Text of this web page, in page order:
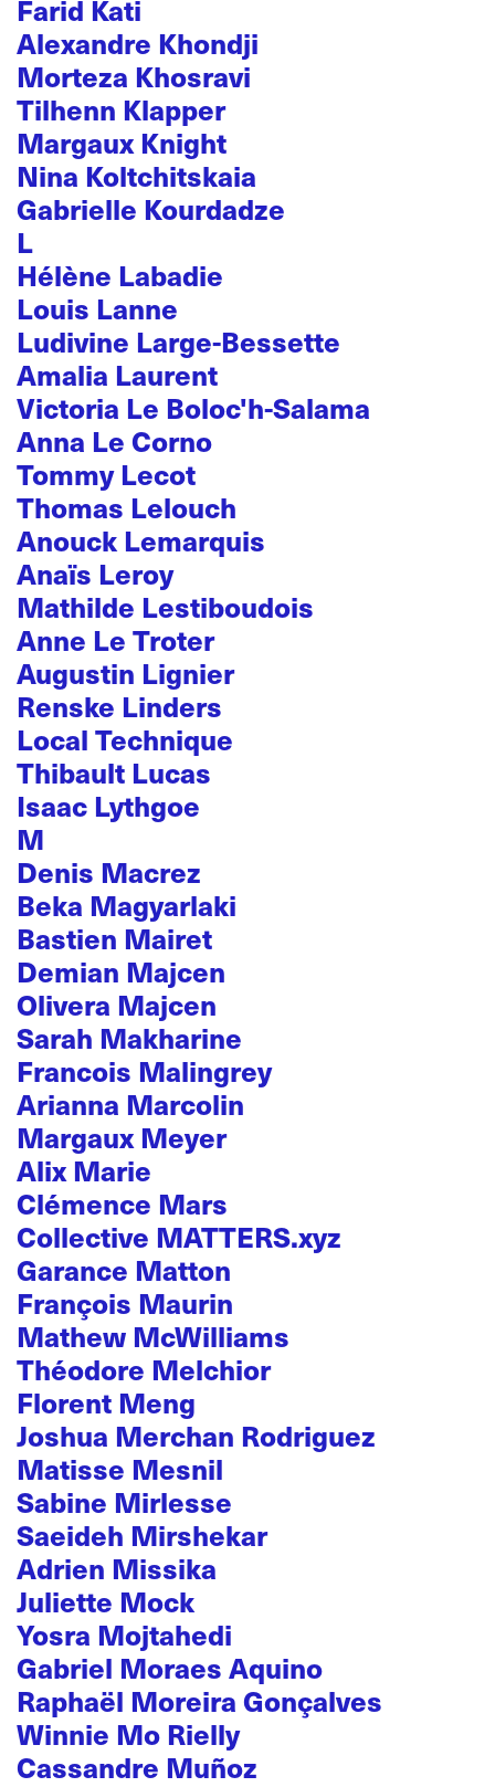
Farid Kati
Alexandre Khondji
Morteza Khosravi
Tilhenn Klapper
Margaux Knight
Nina Koltchitskaia
Gabrielle Kourdadze
L
Hélène Labadie
Louis Lanne
Ludivine Large-Bessette
Amalia Laurent
Victoria Le Boloc'h-Salama
Anna Le Corno
Tommy Lecot
Thomas Lelouch
Anouck Lemarquis
Anaïs Leroy
Mathilde Lestiboudois
Anne Le Troter
Augustin Lignier
Renske Linders
Local Technique
Thibault Lucas
Isaac Lythgoe
M
Denis Macrez
Beka Magyarlaki
Bastien Mairet
Demian Majcen
Olivera Majcen
Sarah Makharine
Francois Malingrey
Arianna Marcolin
Margaux Meyer
Alix Marie
Clémence Mars
Collective MATTERS.xyz
Garance Matton
François Maurin
Mathew McWilliams
Théodore Melchior
Florent Meng
Joshua Merchan Rodriguez
Matisse Mesnil
Sabine Mirlesse
Saeideh Mirshekar
Adrien Missika
Juliette Mock
Yosra Mojtahedi
Gabriel Moraes Aquino
Raphaël Moreira Gonçalves
Winnie Mo Rielly
Cassandre Muñoz